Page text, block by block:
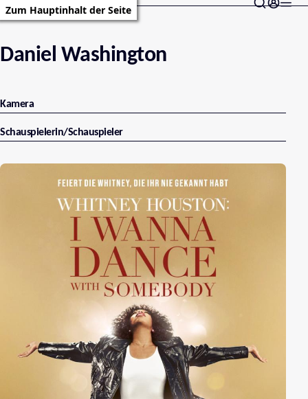
Zum Hauptinhalt der Seite
Daniel Washington
Kamera
Schauspielerin/Schauspieler